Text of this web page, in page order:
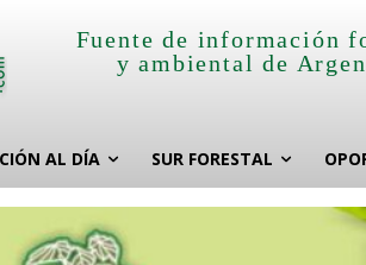
Fuente de información
y ambiental de
AL DÍA SUR FORESTAL